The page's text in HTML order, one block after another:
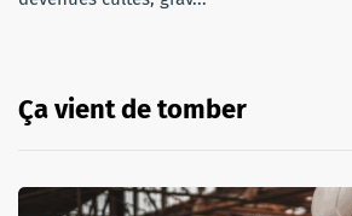
Ça vient de tomber